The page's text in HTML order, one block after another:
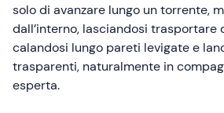
solo di avanzare lungo un torrente,
dall’interno, lasciandosi trasportare
calandosi lungo pareti levigate e
trasparenti, naturalmente in
esperta.